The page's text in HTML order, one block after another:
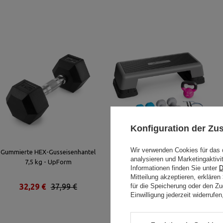
Gummierte HEX-Gusseisenhantel
7,5 kg - UpForm
37,99 €
32,29 €
Trainingsset für Frauen – Start
Fit - UpForm
230,90 €
196,27 €
Konfiguration der
Wir verwenden Cookies für
analysieren und
Informationen finden Sie unter
Mitteilung akzeptieren,
für die Speicherung oder den
Einwilligung jederzeit